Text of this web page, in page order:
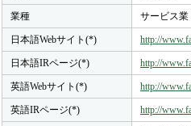
業種 サービス業
日本語Webサイト(*) http://
日本語IRページ(*) http://
英語Webサイト(*) http://
英語IRページ(*) http://